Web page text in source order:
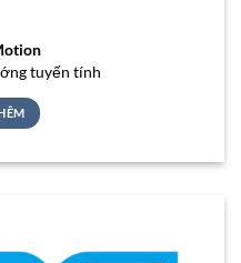
tuyến tính